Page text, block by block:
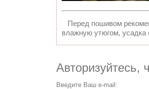
Перед пошивом
влажную утюгом,
Авторизуйтесь,
Введите Ваш e-mail: